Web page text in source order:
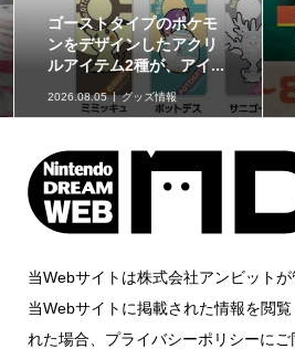
ゴーストタイプのポケモ
ンをデザインしたアクリ
ルアイテム2種が、アイ...
2026.08.05 グッズ情報
ス
当Webサイトは株式会社アンビットが
当Webサイトに掲載された情報を閲
れた場合、プライバシーポリシーに